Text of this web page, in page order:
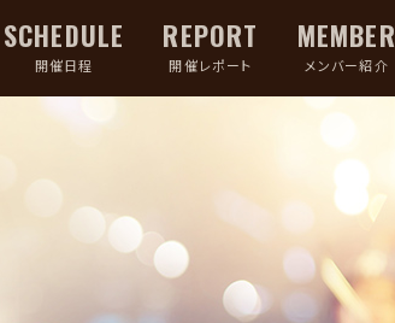
SCHEDULE
開催日程
REPORT
開催レポート
MEMBER
メンバー紹介